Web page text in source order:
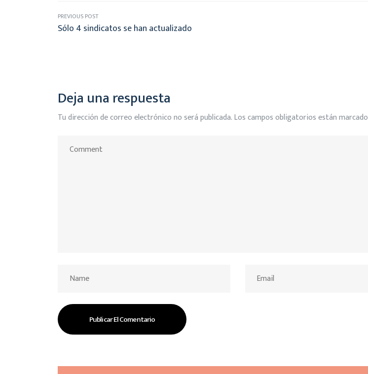
PREVIOUS POST
Sólo 4 sindicatos se han actualizado
Deja una respuesta
Tu dirección de correo electrónico no será publicada.Los campos obligatorios están